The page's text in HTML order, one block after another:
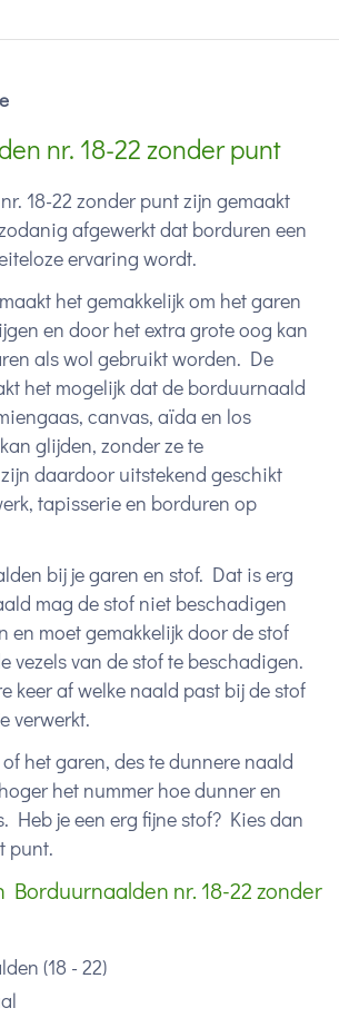
nr. 18-22 zonder punt
18-22 zonder punt zijn gemaakt
afgewerkt dat borduren een
ervaring wordt.
het gemakkelijk om het garen
en door het extra grote oog kan
als wol gebruikt worden. De
het mogelijk dat de borduurnaald
canvas, aïda en los
glijden, zonder ze te
daardoor uitstekend geschikt
tapisserie en borduren op
bij je garen en stof. Dat is erg
mag de stof niet beschadigen
en moet gemakkelijk door de stof
vezels van de stof te beschadigen.
keer af welke naald past bij de stof
verwerkt.
het garen, des te dunnere naald
het nummer hoe dunner en
Heb je een erg fijne stof? Kies dan
punt.
Borduurnaalden nr. 18-22 zonder
(18 - 22)